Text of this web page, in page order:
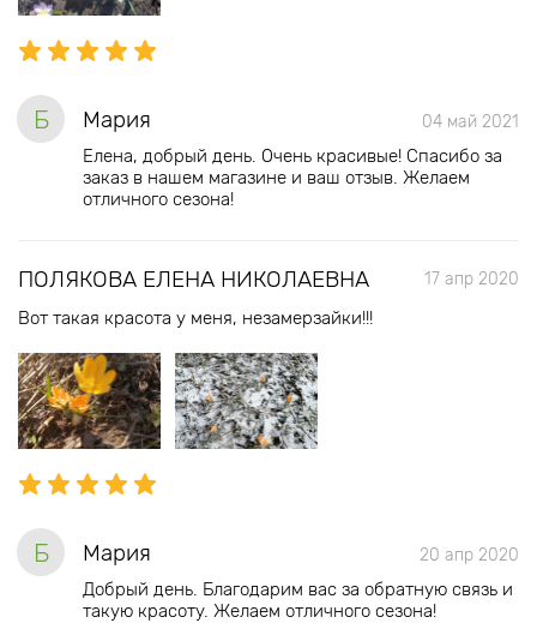
Б Мария 04 май 2021
Елена, добрый день. Очень красивые! Спасибо за
заказ в нашем магазине и ваш отзыв. Желаем
отличного сезона!
ПОЛЯКОВА ЕЛЕНА НИКОЛАЕВНА 17 апр 2020
Вот такая красота у меня, незамерзайки!!!
Б Мария 20 апр 2020
Добрый день. Благодарим вас за обратную связь и
такую красоту. Желаем отличного сезона!